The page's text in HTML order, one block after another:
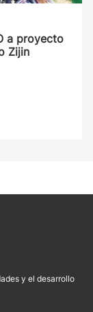
a proyecto
Zijin
y el desarrollo